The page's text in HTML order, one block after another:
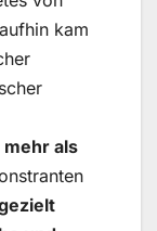
kam
mehr als